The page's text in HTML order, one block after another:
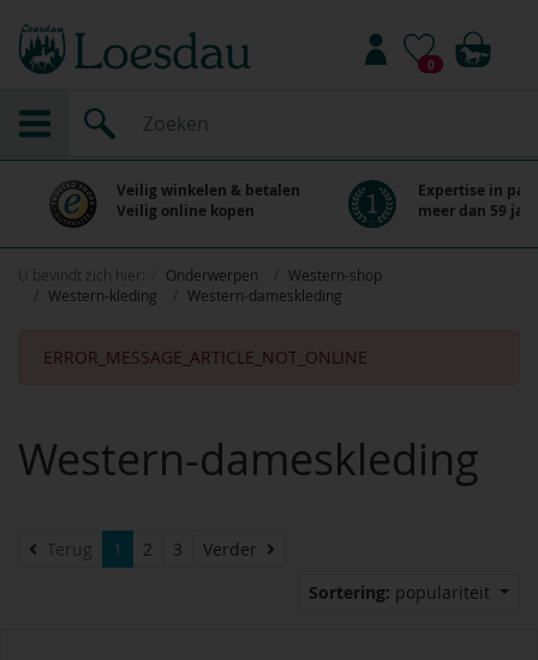
0
Veilig winkelen & betalen
Veilig online kopen
Expertise in
meer dan 59
U bevindt zich hier: Onderwerpen
Western-shop
Western-kleding
Western-dameskleding
ERROR_MESSAGE_ARTICLE_NOT_ONLINE
Western-dameskleding
Terug 1 2 3 Verder
Sortering: populariteit